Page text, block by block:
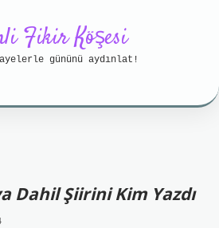
Fikir Köşesi
gününü aydınlat!
Dahil Şiirini Kim Yazdı